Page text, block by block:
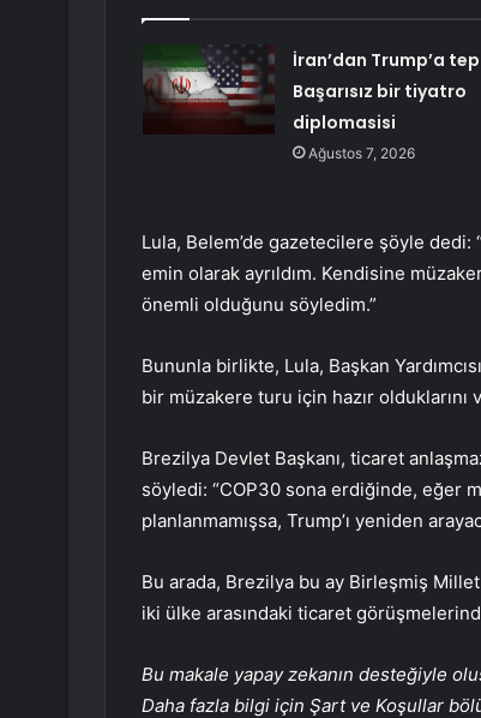
İran’dan Trump’a
Başarısız bir tiyatro
diplomasisi
Ağustos 7, 2026
Lula, Belem’de gazetecilere şöyle dedi:
emin olarak ayrıldım. Kendisine
önemli olduğunu söyledim.”
Bununla birlikte, Lula, Başkan
bir müzakere turu için hazır
Brezilya Devlet Başkanı, ticaret
söyledi: “COP30 sona erdiğinde, eğer
planlanmamışsa, Trump’ı yeniden
Bu arada, Brezilya bu ay Birleşmiş
iki ülke arasındaki ticaret
Bu makale yapay zekanın desteğiyle
Daha fazla bilgi için Şart ve Koşullar